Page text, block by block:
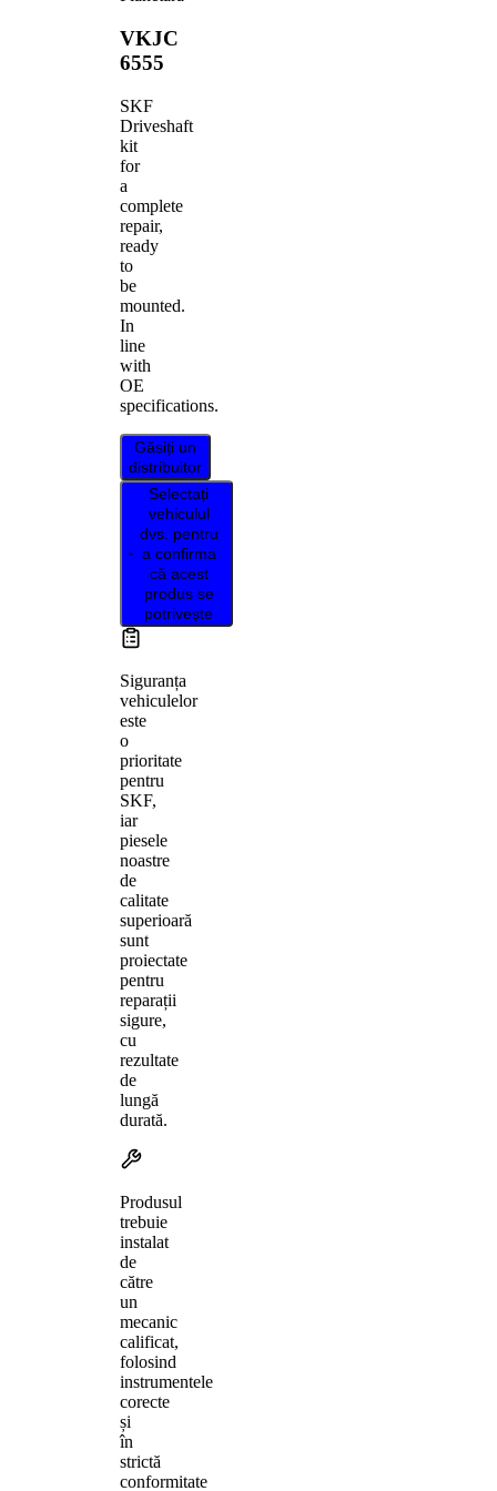
VKJC
6555
SKF
Driveshaft
kit
for
a
complete
repair,
ready
to
be
mounted.
In
line
with
OE
specifications.
Găsiți un
distribuitor
Selectați
vehiculul
dvs. pentru
a confirma
că acest
produs se
potrivește
Siguranța
vehiculelor
este
o
prioritate
pentru
SKF,
iar
piesele
noastre
de
calitate
superioară
sunt
proiectate
pentru
reparații
sigure,
cu
rezultate
de
lungă
durată.
Produsul
trebuie
instalat
de
către
un
mecanic
calificat,
folosind
instrumentele
corecte
și
în
strictă
conformitate